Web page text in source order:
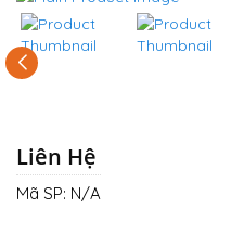
Liên Hệ
Mã SP: N/A